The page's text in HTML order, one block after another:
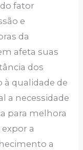
fator
e
da
afeta suas
dos
qualidade de
a necessidade
para melhora
a
a